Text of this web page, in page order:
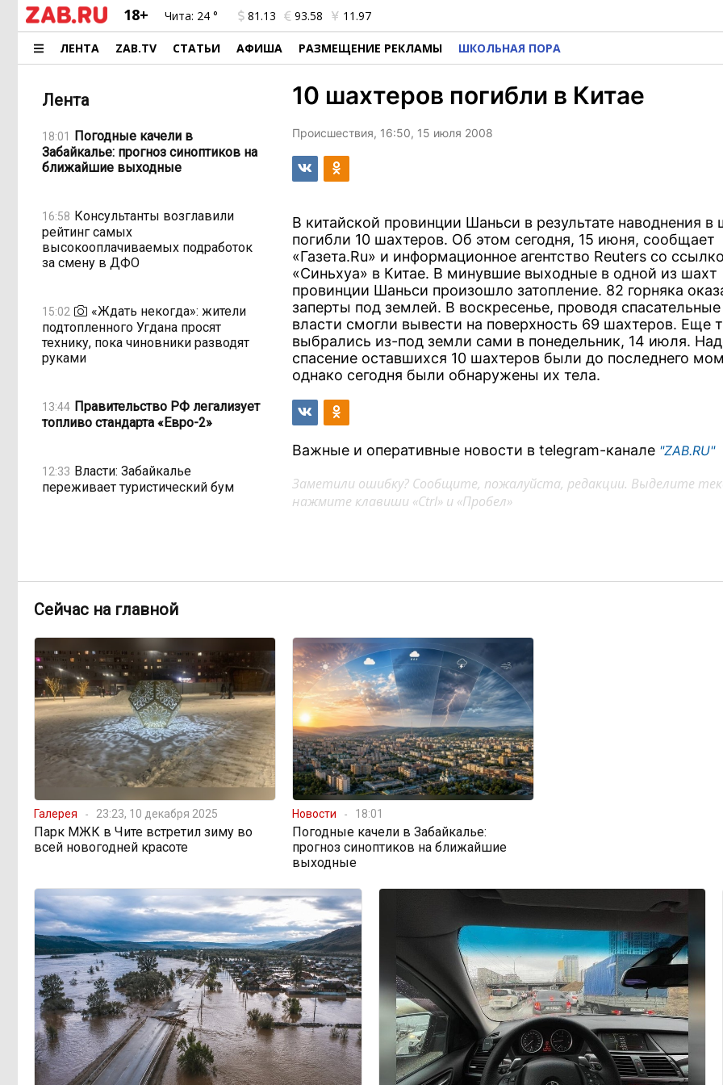
18+ Чита: 24 ° 81.13 93.58 11.97
ЛЕНТА ZAB.TV СТАТЬИ АФИША РАЗМЕЩЕНИЕ РЕКЛАМЫ ШКОЛЬНАЯ ПОРА
Лента
18:01 Погодные качели в
Забайкалье: прогноз синоптиков на
ближайшие выходные
16:58 Консультанты возглавили
рейтинг самых
высокооплачиваемых подработок
за смену в ДФО
15:02
«Ждать некогда»: жители
подтопленного Угдана просят
технику, пока чиновники разводят
руками
13:44 Правительство РФ легализует
топливо стандарта «Евро-2»
12:33 Власти: Забайкалье
переживает туристический бум
повышение зарплат бюджетникам
подрядчик и чиновник попали под
уголовные дела
08:38 598 миллионов улетели в Омск:
как Забайкалье провалило «Чистый
воздух»
Депутат Госдумы объяснил
«неполноценность» женщин
библейским сюжетом
из-за раскопок ТГК-14
19:02, Вчера Когда ждать денег?
Забайкалье — в списке регионов,
где бюджетники могут остаться без
выплат
17:30, Вчера «Их масштаб может
превысить весь наш опыт»: Осипов
предупреждает о климатической
угрозе на фоне пожаров в Европе
10 шахтеров погибли в Китае
Происшествия, 16:50, 15 июля 2008
В китайской провинции Шаньси в результате наводнения в
погибли 10 шахтеров. Об этом сегодня, 15 июня, сообщает
«Газета.Ru» и информационное агентство Reuters со
«Синьхуа» в Китае. В минувшие выходные в одной из шахт
провинции Шаньси произошло затопление. 82 горняка
заперты под землей. В воскресенье, проводя
власти смогли вывести на поверхность 69 шахтеров. Еще
выбрались из-под земли сами в понедельник, 14 июля.
спасение оставшихся 10 шахтеров были до последнего
однако сегодня были обнаружены их тела.
Важные и оперативные новости в telegram-канале "ZAB.RU"
Заметили ошибку? Сообщите, пожалуйста, редакции. Выделите
нажмите клавиши «Ctrl» и «Пробел»
Сейчас на главной
Галерея 23:23, 10 декабря 2025
Парк МЖК в Чите встретил зиму во
всей новогодней красоте
Новости 18:01
Погодные качели в Забайкалье:
прогноз синоптиков на ближайшие
выходные